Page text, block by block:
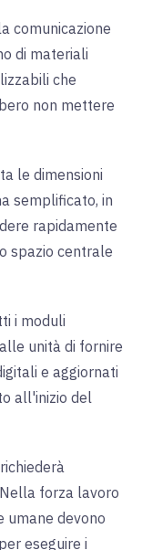
comunicazione
di materiali
che
non mettere
le dimensioni
semplificato, in
rapidamente
spazio centrale
i moduli
unità di fornire
e aggiornati
all'inizio del
forza lavoro
umane devono
eseguire i